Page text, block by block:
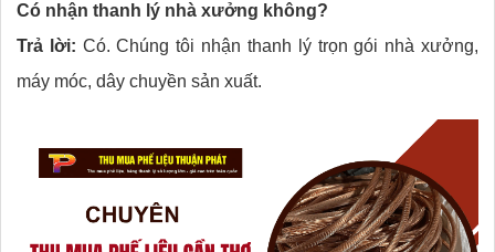
Có nhận thanh lý nhà xưởng không?
Trả lời: Có. Chúng tôi nhận thanh lý trọn gói nhà xưởng,
máy móc, dây chuyền sản xuất.